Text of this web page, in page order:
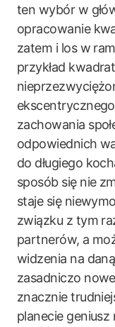
ten wybór w
opracowanie
zatem i los w
przykład
zachowania
odpowiednich
do długiego
sposób się nie
staje się
związku z tym
partnerów, a
widzenia na
zasadniczo
znacznie
planecie